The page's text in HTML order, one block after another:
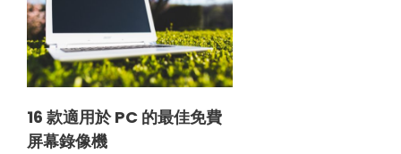
16 款適用於 PC 的最佳免費
屏幕錄像機